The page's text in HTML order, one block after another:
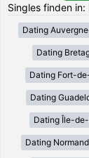
Singles finden in:
Dating
Dating
Dating Fort-
Dating
Dating Île-
Dating